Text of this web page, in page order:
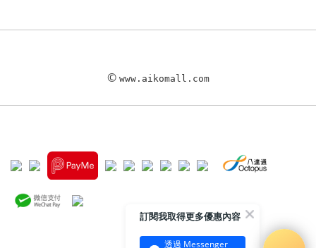
© www.aikomall.com
訂閱我取得更多優惠內容
透過 Messenger